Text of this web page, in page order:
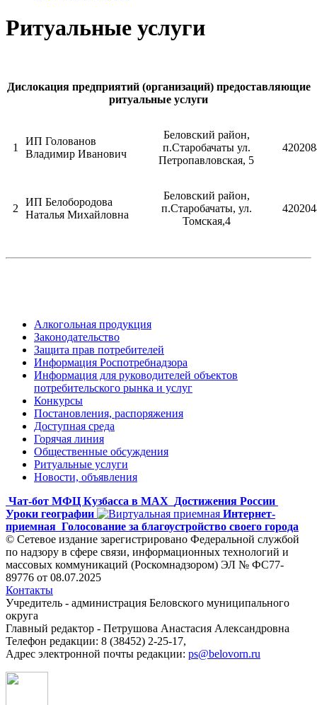
Ритуальные услуги
Дислокация предприятий (организаций) предоставляющие
ритуальные услуги
1
ИП Голованов
Владимир Иванович
Беловский район,
п.Старобачаты ул.
Петропавловская, 5
2
ИП Белобородова
Наталья Михайловна
Беловский район,
п.Старобачаты, ул.
Томская,4
Алкогольная продукция
Законодательство
Защита прав потребителей
Информация Роспотребнадзора
Информация для руководителей объектов
потребительского рынка и услуг
Конкурсы
Постановления, распоряжения
Доступная среда
Горячая линия
Общественные обсуждения
Ритуальные услуги
Новости, объявления
Чат-бот МФЦ Кузбасса в MAX
Достижения России
Уроки географии
Интернет-
приемная Голосование за благоустройство своего города
© Сетевое издание зарегистрировано Федеральной службой
по надзору в сфере связи, информационных технологий и
массовых коммуникаций (Роскомнадзором) ЭЛ № ФС77-
89776 от 08.07.2025
Контакты
Учредитель - администрация Беловского муниципального
округа
Главный редактор - Петрушова Анастасия Александровна
Телефон редакции: 8 (38452) 2-25-17,
Адрес электронной почты редакции: ps@belovorn.ru